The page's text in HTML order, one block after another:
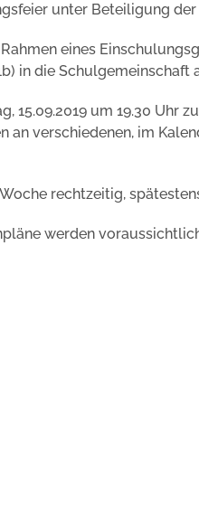
unter Beteiligung
eines
in die Schulgemeinschaft
15.09.2019 um 19.30 Uhr
verschiedenen, im
rechtzeitig,
werden